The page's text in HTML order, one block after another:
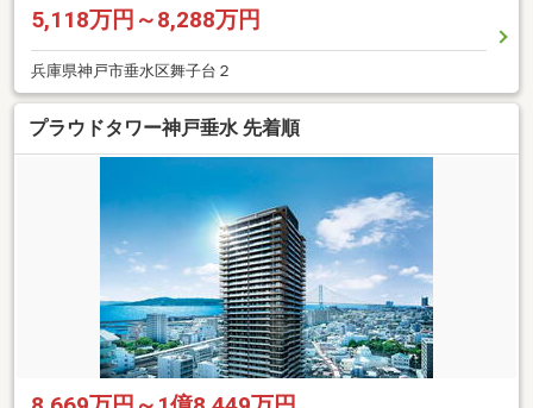
5,118万円～8,288万円
兵庫県神戸市垂水区舞子台２
プラウドタワー神戸垂水 先着順